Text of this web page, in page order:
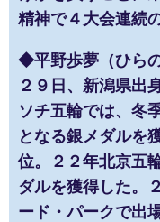
精神で４大会連続
◆平野歩夢（ひら
２９日、新潟県出
ソチ五輪では、冬
となる銀メダルを
位。２２年北京五
ダルを獲得した。
ード・パークで出